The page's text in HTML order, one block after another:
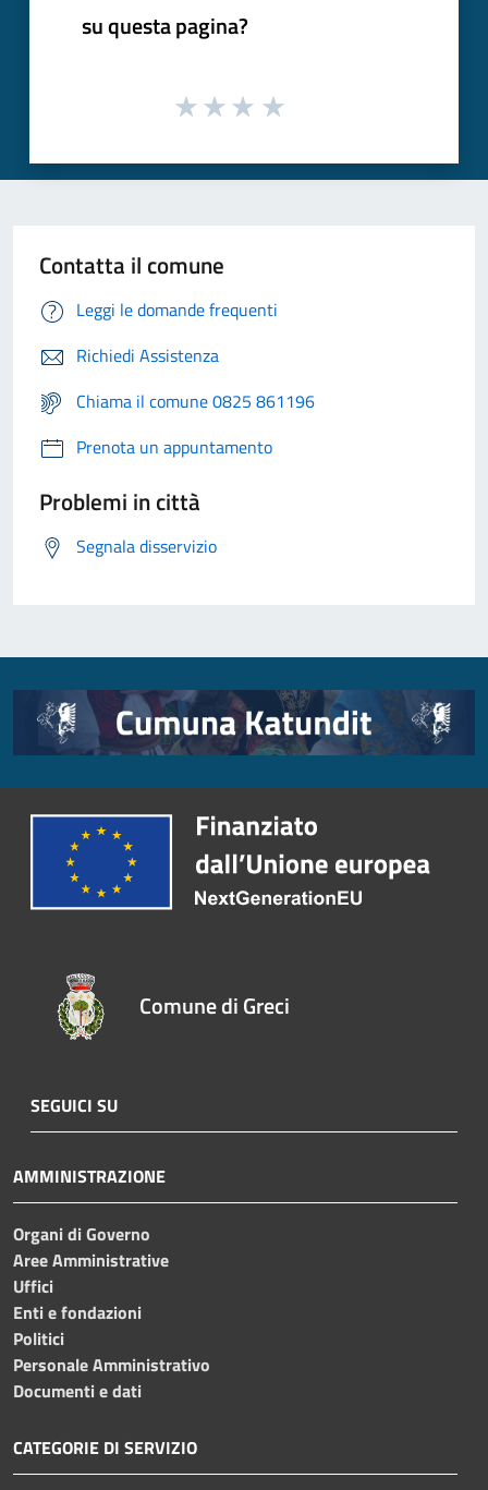
su questa pagina?
Contatta il comune
Leggi le domande frequenti
Richiedi Assistenza
Chiama il comune 0825 861196
Prenota un appuntamento
Problemi in città
Segnala disservizio
Comune di Greci
SEGUICI SU
AMMINISTRAZIONE
Organi di Governo
Aree Amministrative
Uffici
Enti e fondazioni
Politici
Personale Amministrativo
Documenti e dati
CATEGORIE DI SERVIZIO